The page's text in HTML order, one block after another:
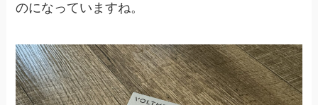
のになっていますね。